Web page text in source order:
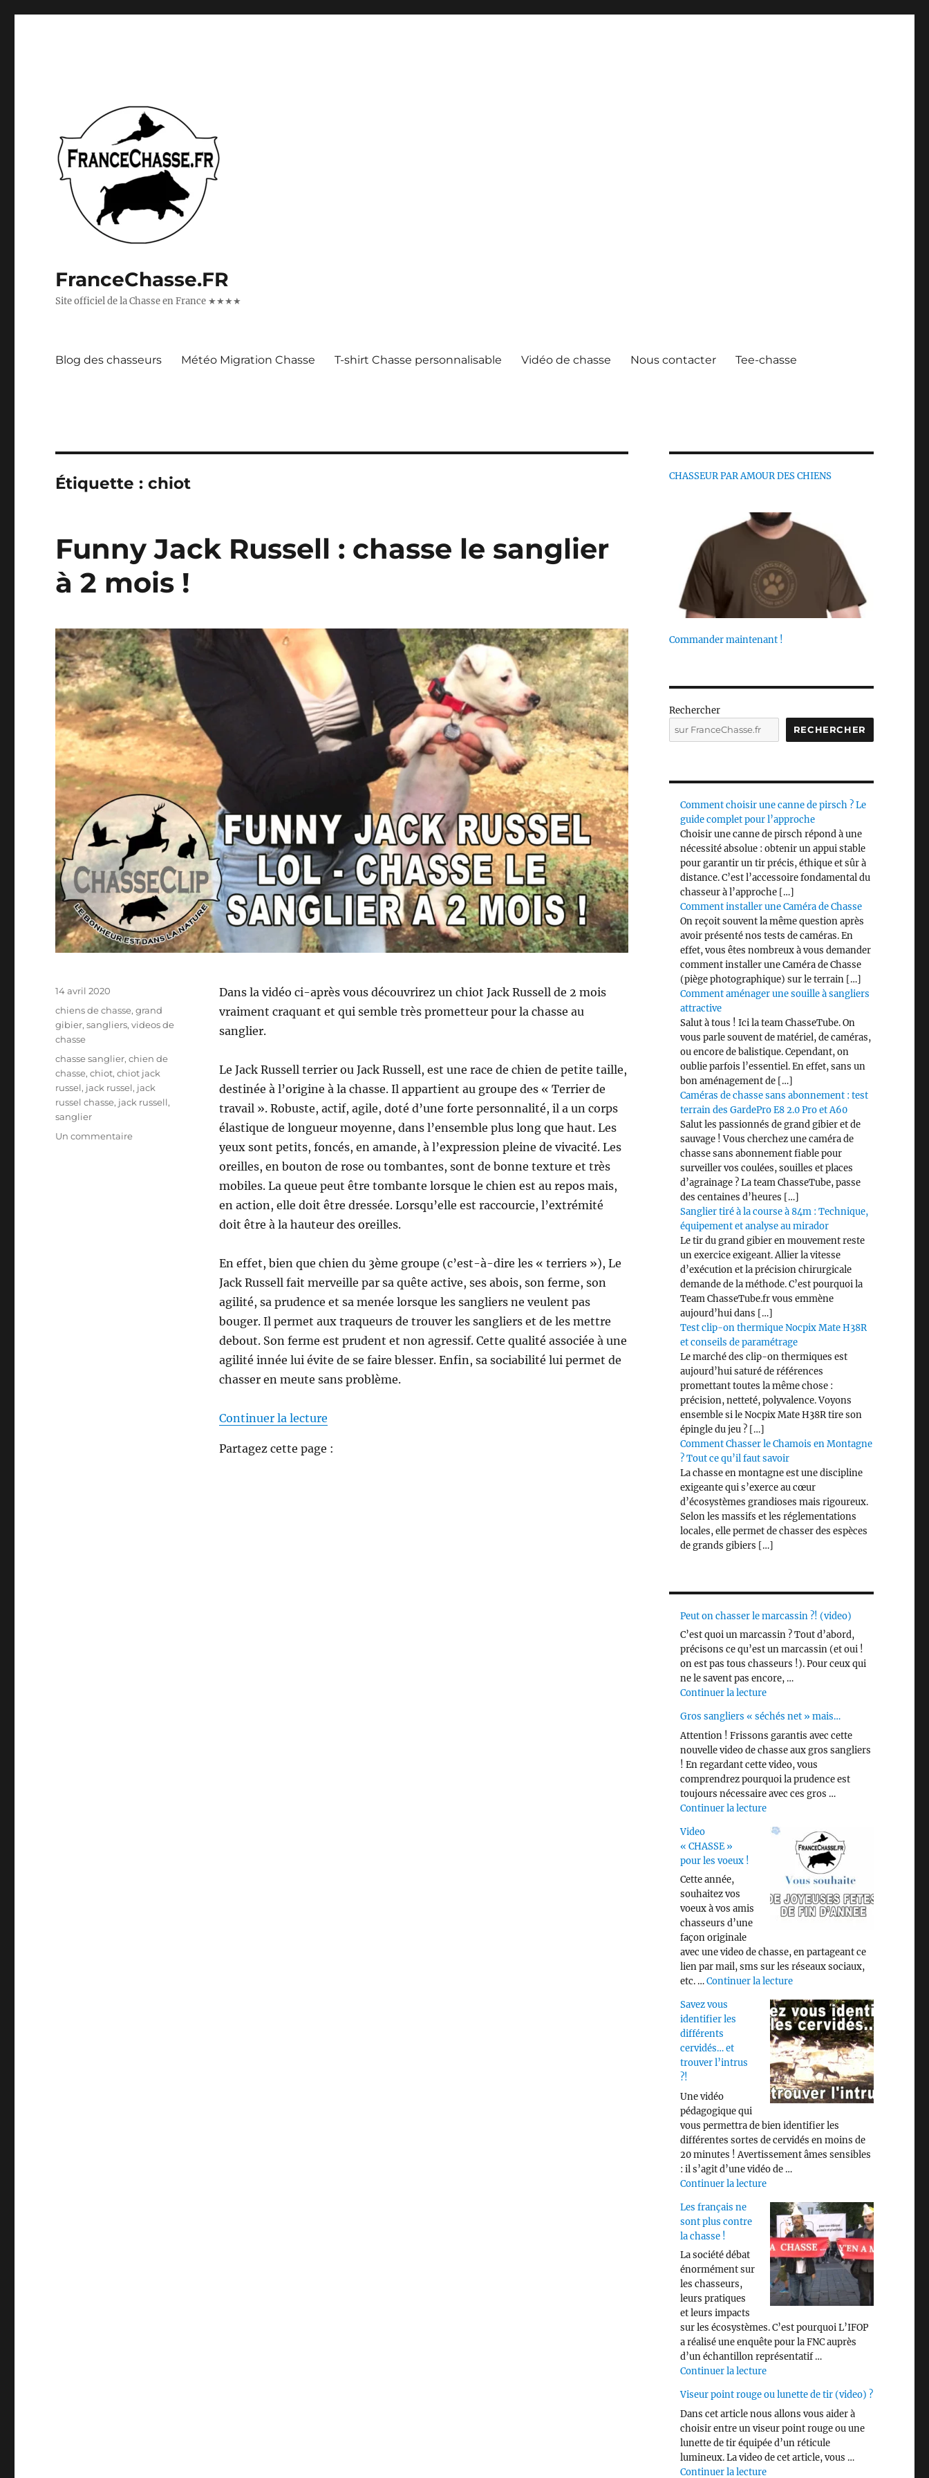
FranceChasse.FR
Site officiel de la Chasse en France ★★★★
Blog des chasseurs Météo Migration Chasse T-shirt Chasse personnalisable Vidéo de chasse Nous contacter Tee-chasse
Étiquette :chiot
Funny Jack Russell : chasse le sanglier
à 2 mois !
Dans la vidéo ci-après vous découvrirez un chiot Jack Russell de 2 mois
vraiment craquant et qui semble très prometteur pour la chasse au
sanglier.
Le Jack Russell terrier ou Jack Russell, est une race de chien de petite taille,
destinée à l’origine à la chasse. Il appartient au groupe des « Terrier de
travail ». Robuste, actif, agile, doté d’une forte personnalité, il a un corps
élastique de longueur moyenne, dans l’ensemble plus long que haut. Les
yeux sont petits, foncés, en amande, à l’expression pleine de vivacité. Les
oreilles, en bouton de rose ou tombantes, sont de bonne texture et très
mobiles. La queue peut être tombante lorsque le chien est au repos mais,
en action, elle doit être dressée. Lorsqu’elle est raccourcie, l’extrémité
doit être à la hauteur des oreilles.
En effet, bien que chien du 3ème groupe (c’est-à-dire les « terriers »), Le
Jack Russell fait merveille par sa quête active, ses abois, son ferme, son
agilité, sa prudence et sa menée lorsque les sangliers ne veulent pas
bouger. Il permet aux traqueurs de trouver les sangliers et de les mettre
debout. Son ferme est prudent et non agressif. Cette qualité associée à une
agilité innée lui évite de se faire blesser. Enfin, sa sociabilité lui permet de
chasser en meute sans problème.
Continuer la lecturede « Funny Jack Russell : chasse le sanglier à 2 mois ! »
Partagez cette page :
P
u
l
é
l
e
14 avril 2020
C
a
t
g
s
chiens de chasse,grand
gibier,sangliers,videos de
chasse
É
t
i
q
u
chasse sanglier,chien de
chasse,chiot,chiot jack
russel, jack russel, jack
russel chasse, jack russell,
sanglier
Un commentaires
CHASSEUR PAR AMOUR DES CHIENS
Commander maintenant !
Rechercher
RECHERCHER
Comment choisir une canne de pirsch ? Le
guide complet pour l’approche
Choisir une canne de pirsch répond à une
nécessité absolue : obtenir un appui stable
pour garantir un tir précis, éthique et sûr à
distance. C’est l’accessoire fondamental du
chasseur à l’approche […]
Comment installer une Caméra de Chasse
On reçoit souvent la même question après
avoir présenté nos tests de caméras. En
effet, vous êtes nombreux à vous demander
comment installer une Caméra de Chasse
(piège photographique) sur le terrain […]
Comment aménager une souille à sangliers
attractive
Salut à tous ! Ici la team ChasseTube. On
vous parle souvent de matériel, de caméras,
ou encore de balistique. Cependant, on
oublie parfois l’essentiel. En effet, sans un
bon aménagement de […]
Caméras de chasse sans abonnement : test
terrain des GardePro E8 2.0 Pro et A60
Salut les passionnés de grand gibier et de
sauvage ! Vous cherchez une caméra de
chasse sans abonnement fiable pour
surveiller vos coulées, souilles et places
d’agrainage ? La team ChasseTube, passe
des centaines d’heures […]
Sanglier tiré à la course à 84m : Technique,
équipement et analyse au mirador
Le tir du grand gibier en mouvement reste
un exercice exigeant. Allier la vitesse
d’exécution et la précision chirurgicale
demande de la méthode. C’est pourquoi la
Team ChasseTube.fr vous emmène
aujourd’hui dans […]
Test clip-on thermique Nocpix Mate H38R
et conseils de paramétrage
Le marché des clip-on thermiques est
aujourd’hui saturé de références
promettant toutes la même chose :
précision, netteté, polyvalence. Voyons
ensemble si le Nocpix Mate H38R tire son
épingle du jeu ? […]
Comment Chasser le Chamois en Montagne
? Tout ce qu’il faut savoir
La chasse en montagne est une discipline
exigeante qui s’exerce au cœur
d’écosystèmes grandioses mais rigoureux.
Selon les massifs et les réglementations
locales, elle permet de chasser des espèces
de grands gibiers […]
Peut on chasser le marcassin ?! (video)
C’est quoi un marcassin ? Tout d’abord,
précisons ce qu’est un marcassin (et oui !
on est pas tous chasseurs !). Pour ceux qui
ne le savent pas encore, …
Continuer la lecturede « Peut on chasser le marcassin ?!
Gros sangliers « séchés net » mais…
Attention ! Frissons garantis avec cette
nouvelle video de chasse aux gros sangliers
! En regardant cette video, vous
comprendrez pourquoi la prudence est
toujours nécessaire avec ces gros …
Continuer la lecturede « Gros sangliers « séchés net »
Video
« CHASSE »
pour les voeux !
Cette année,
souhaitez vos
voeux à vos amis
chasseurs d’une
façon originale
avec une video de chasse, en partageant ce
lien par mail, sms sur les réseaux sociaux,
etc. …Continuer la lecturede « Video « CHASSE » pour
Savez vous
identifier les
différents
cervidés… et
trouver l’intrus
?!
Une vidéo
pédagogique qui
vous permettra de bien identifier les
différentes sortes de cervidés en moins de
20 minutes ! Avertissement âmes sensibles
: il s’agit d’une vidéo de …
Continuer la lecturede « Savez vous identifier les
Les français ne
sont plus contre
la chasse !
La société débat
énormément sur
les chasseurs,
leurs pratiques
et leurs impacts
sur les écosystèmes. C’est pourquoi L’IFOP
a réalisé une enquête pour la FNC auprès
d’un échantillon représentatif …
Continuer la lecturede « Les français ne sont plus contre
Viseur point rouge ou lunette de tir (video) ?
Dans cet article nous allons vous aider à
choisir entre un viseur point rouge ou une
lunette de tir équipée d’un réticule
lumineux. La video de cet article, vous …
Continuer la lecturede « Viseur point rouge ou lunette